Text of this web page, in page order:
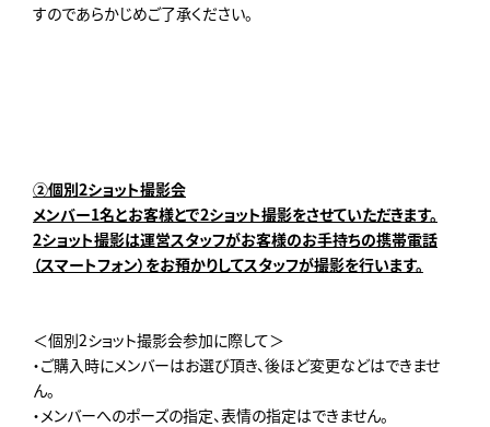
すのであらかじめご了承ください。
②個別2ショット撮影会
メンバー1名とお客様とで2ショット撮影をさせていただきます。
2ショット撮影は運営スタッフがお客様のお手持ちの携帯電話
（スマートフォン）をお預かりしてスタッフが撮影を行います。
＜個別2ショット撮影会参加に際して＞
・ご購入時にメンバーはお選び頂き、後ほど変更などはできませ
ん。
・メンバーへのポーズの指定、表情の指定はできません。